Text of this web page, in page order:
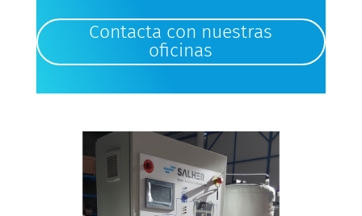
Contacta con nuestras
oficinas